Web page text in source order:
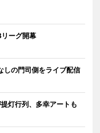
ーグ開幕
しの門司側をライブ配信
灯行列、多幸アートも